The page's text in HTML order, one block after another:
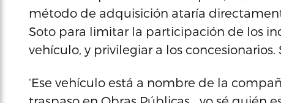
método de adquisición ataría
Soto para limitar la participación de los
vehículo, y privilegiar a los
‘Ese vehículo está a nombre de la